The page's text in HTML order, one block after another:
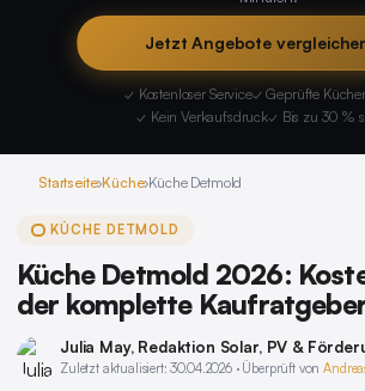
Jetzt Angebote
✓ Kostenloser Service✓ Geprüfte
✓ Kein Verkaufsdruck✓ Bis zu 30 %
Startseite›Küche›Küche Detmold
KÜCHE DETMOLD
Küche Detmold 2026:
der komplette
Julia May, Redaktion Solar, PV &
Zuletzt aktualisiert: 30.04.2026 · Überprüft von